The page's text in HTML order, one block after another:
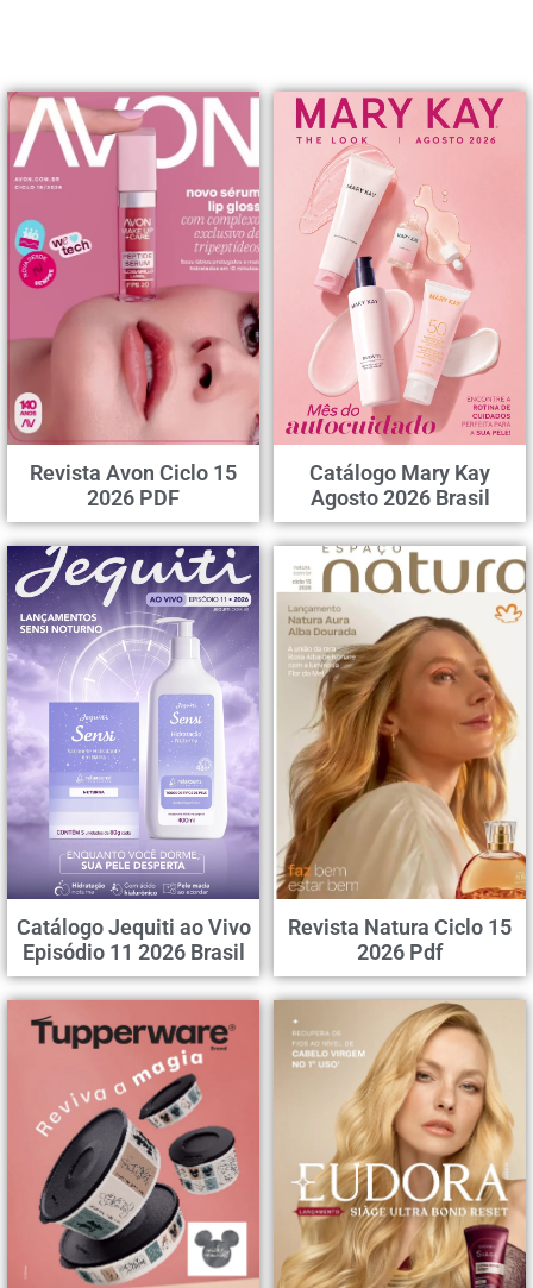
Revista Avon Ciclo 15
2026 PDF
Catálogo Mary Kay
Agosto 2026 Brasil
Catálogo Jequiti ao Vivo
Episódio 11 2026 Brasil
Revista Natura Ciclo 15
2026 Pdf